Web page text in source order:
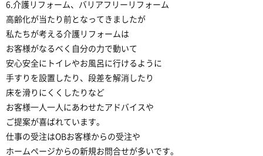
6.介護リフォーム、バリアフリーリフォーム
高齢化が当たり前となってきましたが
私たちが考える介護リフォームは
お客様がなるべく自分の力で動いて
安心安全にトイレやお風呂に行けるように
手すりを設置したり、段差を解消したり
床を滑りにくくしたりなど
お客様一人一人にあわせたアドバイスや
ご提案が喜ばれています。
仕事の受注はOBお客様からの受注や
ホームページからの新規お問合せが多いです。